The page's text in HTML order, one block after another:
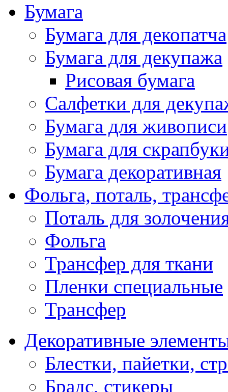
Бумага
Бумага для декопатча
Бумага для декупажа
Рисовая бумага
Салфетки для
Бумага для живописи
Бумага для
Бумага декоративная
Фольга, поталь,
Поталь для
Фольга
Трансфер для ткани
Пленки специальные
Трансфер
Декоративные
Блестки, пайетки,
Брадс, стикеры